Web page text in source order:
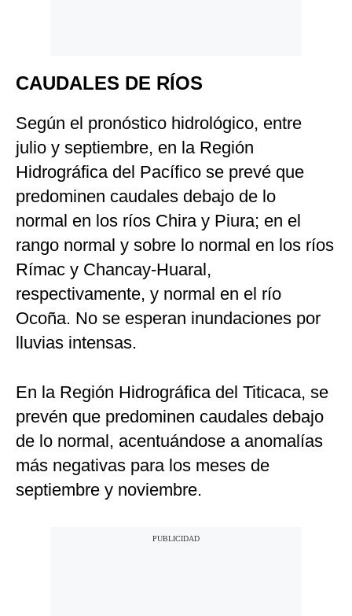
CAUDALES DE RÍOS
Según el pronóstico hidrológico, entre
julio y septiembre, en la Región
Hidrográfica del Pacífico se prevé que
predominen caudales debajo de lo
normal en los ríos Chira y Piura; en el
rango normal y sobre lo normal en los ríos
Rímac y Chancay-Huaral,
respectivamente, y normal en el río
Ocoña. No se esperan inundaciones por
lluvias intensas.
En la Región Hidrográfica del Titicaca, se
prevén que predominen caudales debajo
de lo normal, acentuándose a anomalías
más negativas para los meses de
septiembre y noviembre.